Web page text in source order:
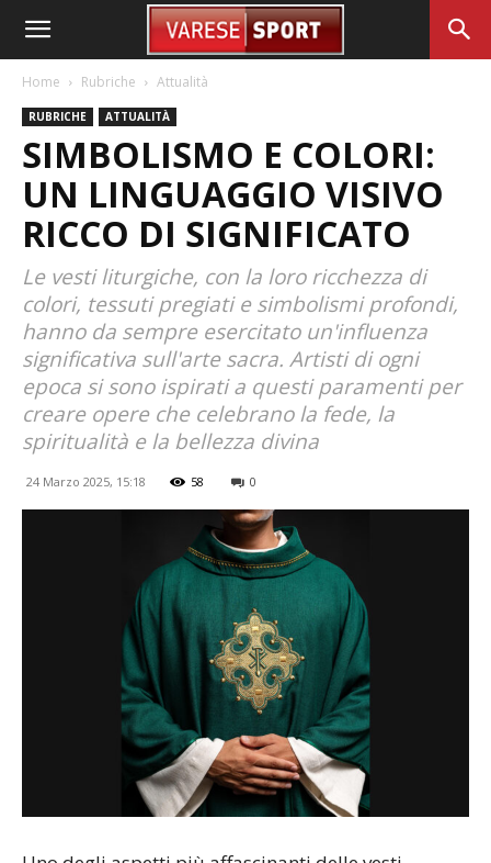
Home Rubriche Attualità
RUBRICHE ATTUALITÀ
SIMBOLISMO E COLORI:
UN LINGUAGGIO VISIVO
RICCO DI SIGNIFICATO
Le vesti liturgiche, con la loro ricchezza di
colori, tessuti pregiati e simbolismi profondi,
hanno da sempre esercitato un'influenza
significativa sull'arte sacra. Artisti di ogni
epoca si sono ispirati a questi paramenti per
creare opere che celebrano la fede, la
spiritualità e la bellezza divina
24 Marzo 2025, 15:18 58 0